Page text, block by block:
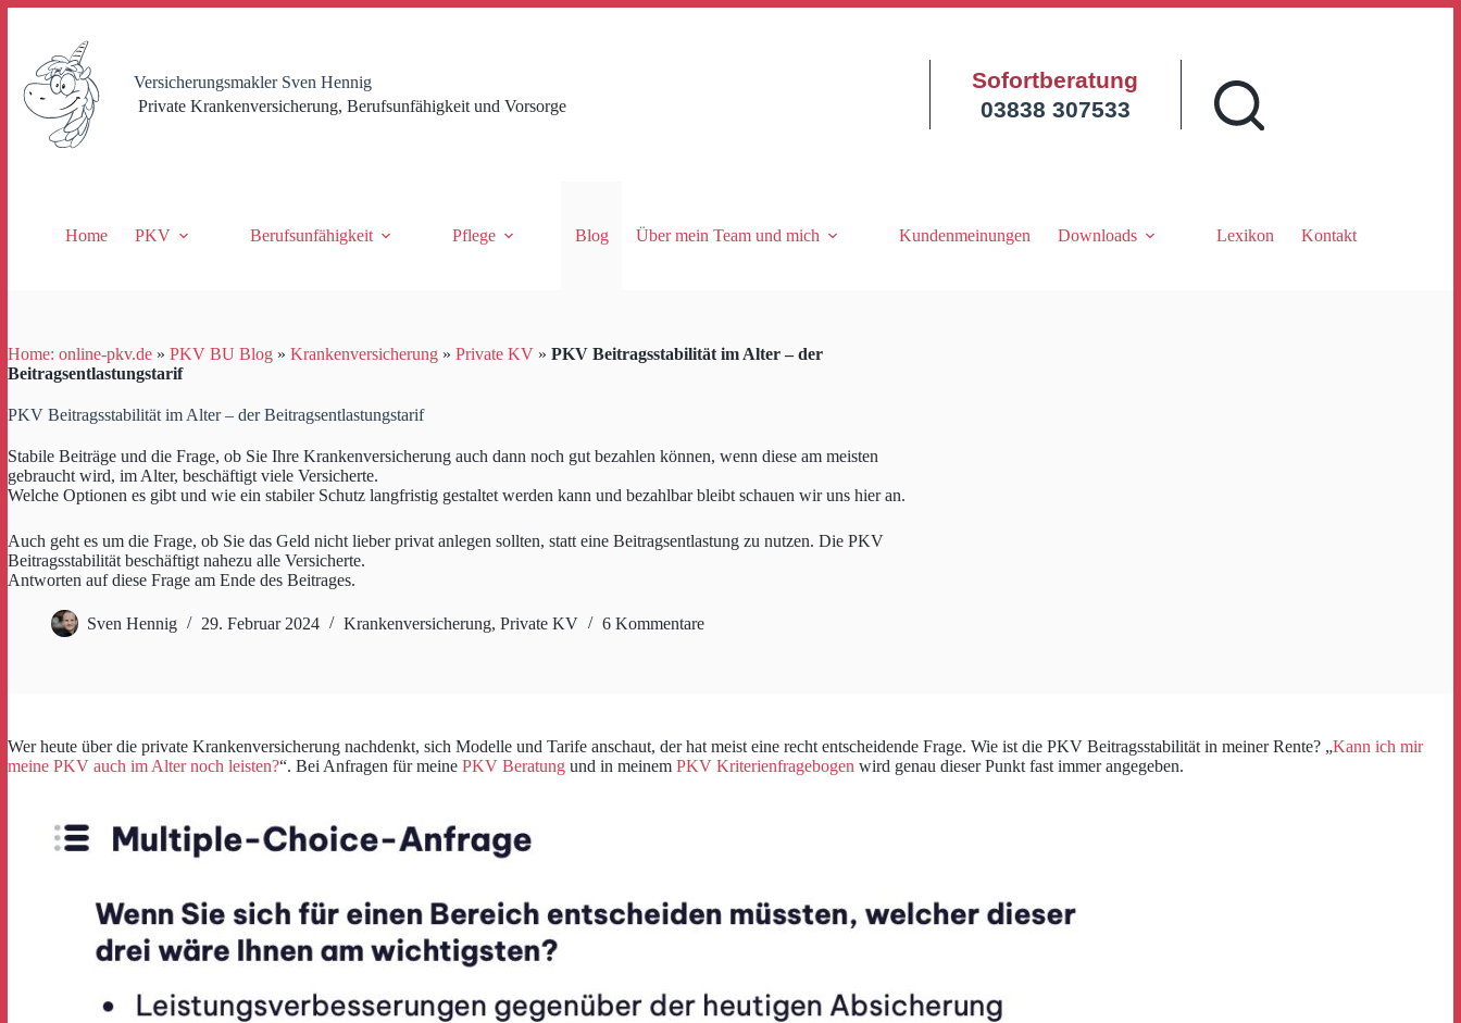
springen
Versicherungsmakler Sven Hennig
Private Krankenversicherung, Berufsunfähigkeit und Vorsorge
Sofortberatung
03838 307533
Home PKV Berufsunfähigkeit Pflege Blog Über mein Team und mich Kundenmeinungen Downloads Lexikon Kontakt
Home: online-pkv.de » PKV BU Blog » Krankenversicherung » Private KV » PKV Beitragsstabilität im Alter – der
Beitragsentlastungstarif
PKV Beitragsstabilität im Alter – der Beitragsentlastungstarif
Stabile Beiträge und die Frage, ob Sie Ihre Krankenversicherung auch dann noch gut bezahlen können, wenn diese am meisten
gebraucht wird, im Alter, beschäftigt viele Versicherte.
Welche Optionen es gibt und wie ein stabiler Schutz langfristig gestaltet werden kann und bezahlbar bleibt schauen wir uns hier an.
Auch geht es um die Frage, ob Sie das Geld nicht lieber privat anlegen sollten, statt eine Beitragsentlastung zu nutzen. Die PKV
Beitragsstabilität beschäftigt nahezu alle Versicherte.
Antworten auf diese Frage am Ende des Beitrages.
Sven Hennig 29. Februar 2024 Krankenversicherung, Private KV 6 Kommentare
Wer heute über die private Krankenversicherung nachdenkt, sich Modelle und Tarife anschaut, der hat meist eine recht entscheidende Frage. Wie ist die PKV Beitragsstabilität in meiner Rente? „Kann ich mir
meine PKV auch im Alter noch leisten?“. Bei Anfragen für meine PKV Beratung und in meinem PKV Kriterienfragebogen wird genau dieser Punkt fast immer angegeben.